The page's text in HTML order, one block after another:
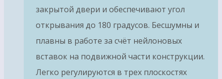
закрытой двери и обеспечивают угол
открывания до 180 градусов. Бесшумны и
плавны в работе за счёт нейлоновых
вставок на подвижной части конструкции.
Легко регулируются в трех плоскостях